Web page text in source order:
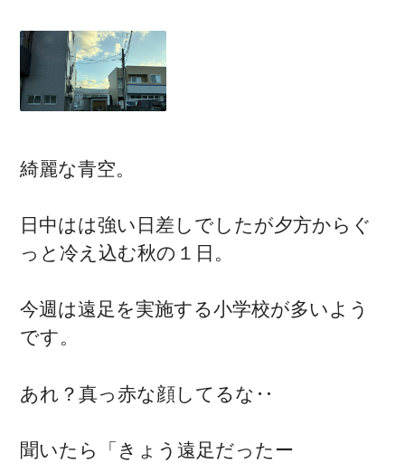
綺麗な青空。
日中はは強い日差しでしたが夕方からぐ
っと冷え込む秋の１日。
今週は遠足を実施する小学校が多いよう
です。
あれ？真っ赤な顔してるな‥
聞いたら「きょう遠足だったー